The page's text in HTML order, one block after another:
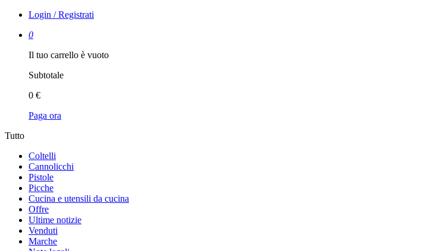
Login / Registrati
0
Il tuo carrello è vuoto
Subtotale
0 €
Paga ora
Tutto
Coltelli
Cannolicchi
Pistole
Picche
Cucina e utensili da cucina
Offre
Ultime notizie
Venduti
Marche